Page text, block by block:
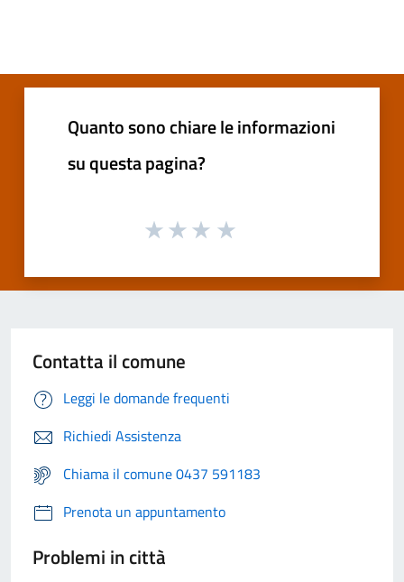
Quanto sono chiare le informazioni
su questa pagina?
Contatta il comune
Leggi le domande frequenti
Richiedi Assistenza
Chiama il comune 0437 591183
Prenota un appuntamento
Problemi in città